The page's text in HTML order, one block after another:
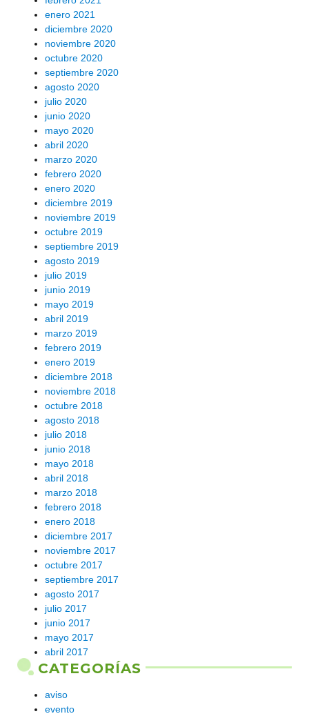
enero 2021
diciembre 2020
noviembre 2020
octubre 2020
septiembre 2020
agosto 2020
julio 2020
junio 2020
mayo 2020
abril 2020
marzo 2020
febrero 2020
enero 2020
diciembre 2019
noviembre 2019
octubre 2019
septiembre 2019
agosto 2019
julio 2019
junio 2019
mayo 2019
abril 2019
marzo 2019
febrero 2019
enero 2019
diciembre 2018
noviembre 2018
octubre 2018
agosto 2018
julio 2018
junio 2018
mayo 2018
abril 2018
marzo 2018
febrero 2018
enero 2018
diciembre 2017
noviembre 2017
octubre 2017
septiembre 2017
agosto 2017
julio 2017
junio 2017
mayo 2017
abril 2017
CATEGORÍAS
aviso
evento